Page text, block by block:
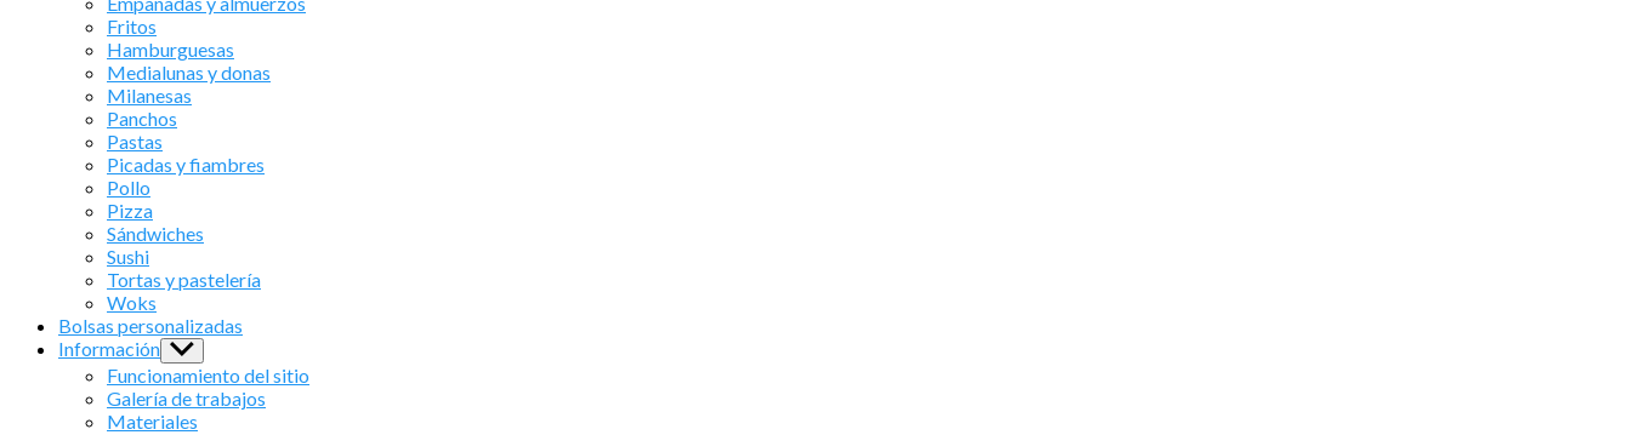
Fritos
Hamburguesas
Medialunas y donas
Milanesas
Panchos
Pastas
Picadas y fiambres
Pollo
Pizza
Sándwiches
Sushi
Tortas y pastelería
Woks
Bolsas personalizadas
Información Show
sub
menu
Funcionamiento del sitio
Galería de trabajos
Materiales